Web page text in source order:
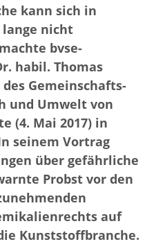
kann sich in
lange nicht
bvse-
habil. Thomas
Gemeinschafts-
und Umwelt von
(4. Mai 2017) in
seinem Vortrag
über gefährliche
Probst vor den
auf
Kunststoffbranche.